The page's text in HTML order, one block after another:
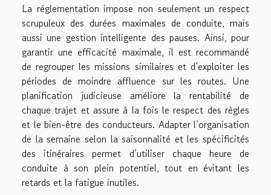
La réglementation impose non seulement un respect
scrupuleux des durées maximales de conduite, mais
aussi une gestion intelligente des pauses. Ainsi, pour
garantir une efficacité maximale, il est recommandé
de regrouper les missions similaires et d’exploiter les
périodes de moindre affluence sur les routes. Une
planification judicieuse améliore la rentabilité de
chaque trajet et assure à la fois le respect des règles
et le bien-être des conducteurs. Adapter l’organisation
de la semaine selon la saisonnalité et les spécificités
des itinéraires permet d’utiliser chaque heure de
conduite à son plein potentiel, tout en évitant les
retards et la fatigue inutiles.